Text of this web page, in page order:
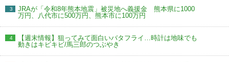
3
JRAが「令和8年熊本地震」被災地へ義援金 熊本県に1000
万円、八代市に500万円、熊本市に100万円
4
【週末情報】狙ってみて面白いバタフライ…時計は地味でも
動きはキビキビ/馬三郎のつぶやき